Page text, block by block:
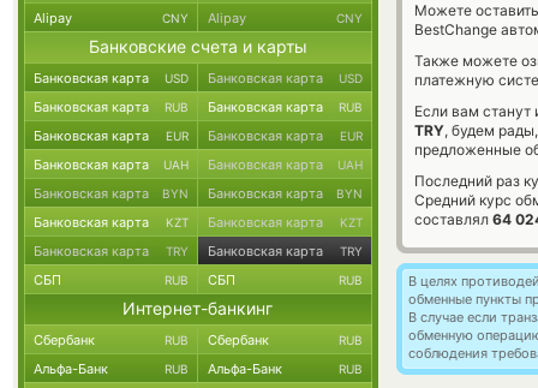
Можете
BestChange
Также можете
платежную
Если вам
TRY, будем
предложенные
Последний раз
Средний курс
составлял 64
В целях
обменные пункты
В случае если
обменную
соблюдения
Alipay CNY Alipay CNY
Банковские счета и карты
Банковская карта USD Банковская карта USD
Банковская карта RUB Банковская карта RUB
Банковская карта EUR Банковская карта EUR
Банковская карта UAH Банковская карта UAH
Банковская карта BYN Банковская карта BYN
Банковская карта KZT Банковская карта KZT
Банковская карта TRY Банковская карта TRY
СБП RUB СБП RUB
Интернет-банкинг
Сбербанк RUB Сбербанк RUB
Альфа-Банк RUB Альфа-Банк RUB